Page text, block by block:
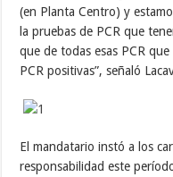
(en Planta Centro) y
la pruebas de PCR que
que de todas esas PCR
PCR positivas”, señaló
El mandatario instó a los
responsabilidad este